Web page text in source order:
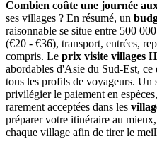
journée
aux
alentours
de
Hoi
An
?
Veuillez
prêter
attention
aux